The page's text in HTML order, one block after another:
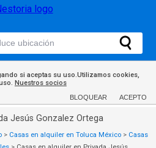
si aceptas su uso.Utilizamos cookies,
Nuestros socios
BLOQUEAR ACEPTO
Jesús Gonzalez Ortega
> Casas en alquiler en Toluca México > Casas